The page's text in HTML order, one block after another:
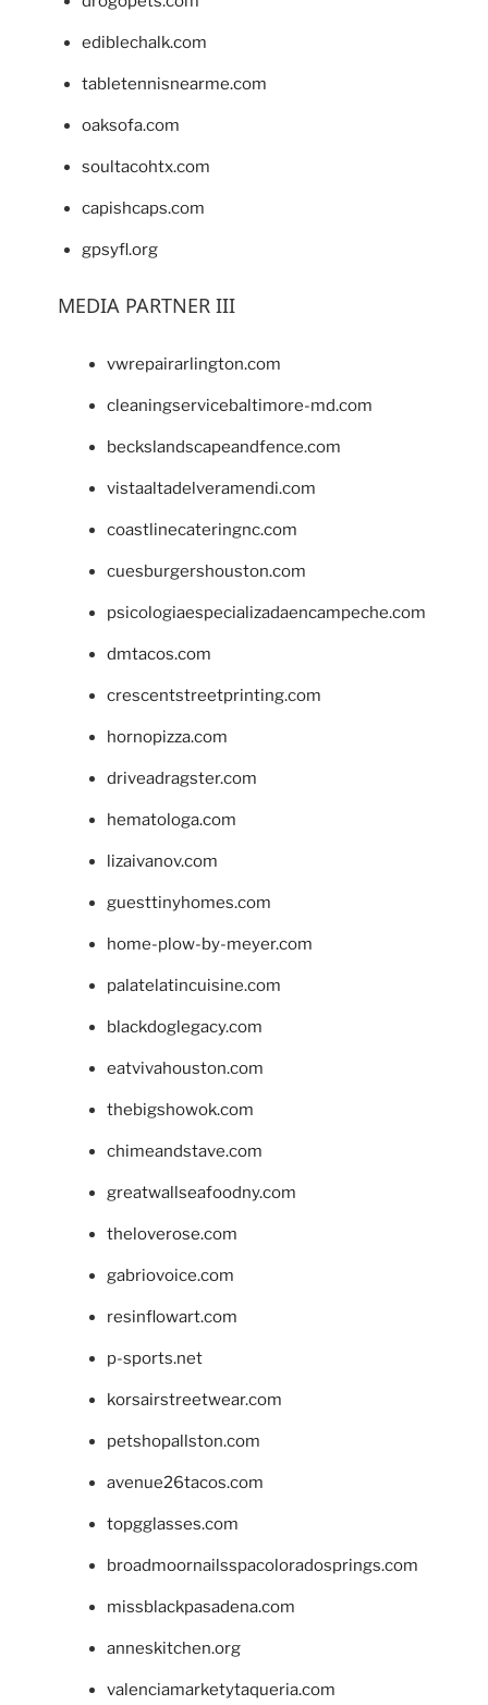
ediblechalk.com
tabletennisnearme.com
oaksofa.com
soultacohtx.com
capishcaps.com
gpsyfl.org
MEDIA PARTNER III
vwrepairarlington.com
cleaningservicebaltimore-md.com
beckslandscapeandfence.com
vistaaltadelveramendi.com
coastlinecateringnc.com
cuesburgershouston.com
psicologiaespecializadaencampeche.com
dmtacos.com
crescentstreetprinting.com
hornopizza.com
driveadragster.com
hematologa.com
lizaivanov.com
guesttinyhomes.com
home-plow-by-meyer.com
palatelatincuisine.com
blackdoglegacy.com
eatvivahouston.com
thebigshowok.com
chimeandstave.com
greatwallseafoodny.com
theloverose.com
gabriovoice.com
resinflowart.com
p-sports.net
korsairstreetwear.com
petshopallston.com
avenue26tacos.com
topgglasses.com
broadmoornailsspacoloradosprings.com
missblackpasadena.com
anneskitchen.org
valenciamarketytaqueria.com